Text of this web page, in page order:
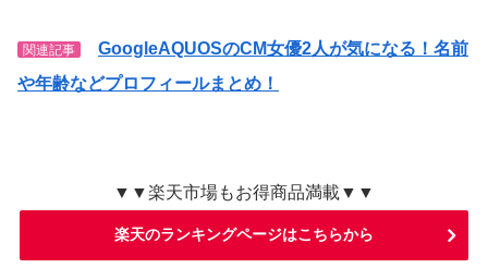
関連記事
GoogleAQUOSのCM女優2人が気になる！名前
や年齢などプロフィールまとめ！
▼▼楽天市場もお得商品満載▼▼
楽天のランキングページはこちらから